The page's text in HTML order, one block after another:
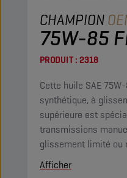
CHAMPION
75W-85
PRODUIT : 2318
Cette huile SAE
synthétique, à
supérieure est
transmissions
glissement limité ou
Afficher